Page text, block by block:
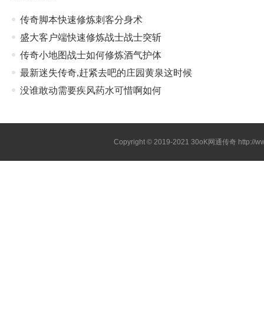
传奇脚本快速修炼刺客分身术
盛大客户端快速修炼战士战士突斩
传奇小地图战士如何修炼酒气护体
最新迷失传奇,赶紧去吧的庄园黄泉这时候
没谁敢动需要疾风药水可惜啊如何
Copyright © 2019-202130oK网通传奇 http://